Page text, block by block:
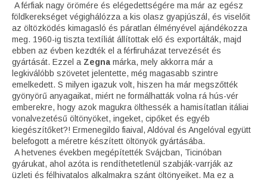
A férfiak nagy örömére és elégedettségére ma már az egész
földkerekséget végighálózza a kis olasz gyapjúszál, és viselőit
az öltözködés kimagasló és páratlan élményével ajándékozza
meg. 1960-ig tiszta textíliát állítottak elő és exportálták, majd
ebben az évben kezdték el a férfiruházat tervezését és
gyártását. Ezzel a Zegna márka, mely akkorra már a
legkiválóbb szövetet jelentette, még magasabb szintre
emelkedett. S milyen igazuk volt, hiszen ha már megszőtték
gyönyörű anyagaikat, miért ne formálhatták volna rá hús-vér
emberekre, hogy azok magukra ölthessék a hamisítatlan itáliai
vonalvezetésű öltönyöket, ingeket, cipőket és egyéb
kiegészítőket?! Ermenegildo fiaival, Aldóval és Angelóval együtt
belefogott a méretre készített öltönyök gyártásába.
A hetvenes években megépítették Svájcban, Ticinóban
gyárukat, ahol azóta is rendíthetetlenül szabják-varrják az
üzleti és félhivatalos alkalmakra szánt öltönyeiket. Ma ez a